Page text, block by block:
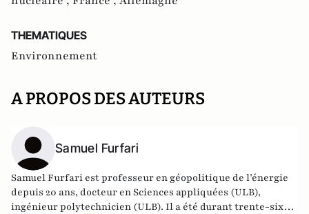
THEMATIQUES
Environnement
A PROPOS DES AUTEURS
Samuel Furfari
Samuel Furfari est professeur en géopolitique de l’énergie
depuis 20 ans, docteur en Sciences appliquées (ULB),
ingénieur polytechnicien (ULB). Il a été durant trente-six